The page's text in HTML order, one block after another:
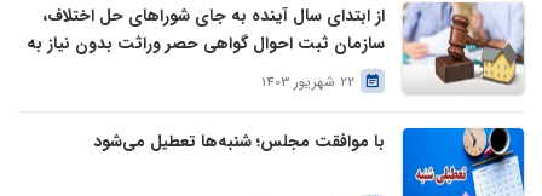
از ابتدای سال آینده به جای شوراهای حل اختلاف،
سازمان ثبت احوال گواهی حصر وراثت بدون نیاز به
درخواست وراث صادر خواهد کرد
22 شهریور 1403
با موافقت مجلس؛ شنبه‌ها تعطیل می‌شود